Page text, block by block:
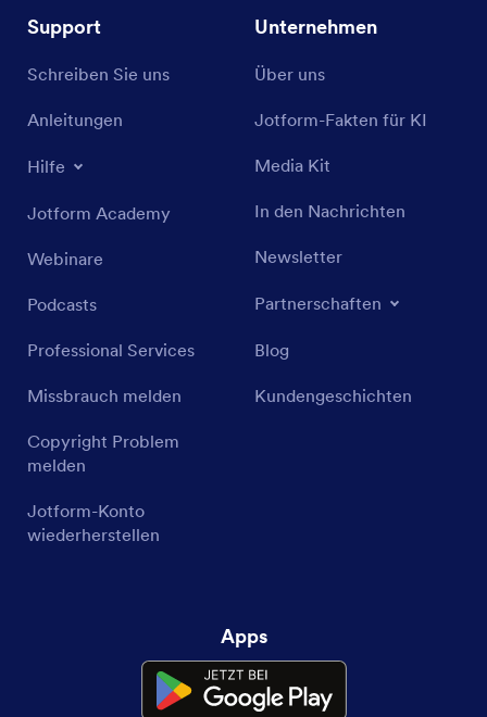
Support
Schreiben Sie uns
Anleitungen
Hilfe
Jotform Academy
Webinare
Podcasts
Professional Services
Missbrauch melden
Copyright Problem
melden
Jotform-Konto
wiederherstellen
Unternehmen
Über uns
Jotform-Fakten für KI
Media Kit
In den Nachrichten
Newsletter
Partnerschaften
Blog
Kundengeschichten
Apps